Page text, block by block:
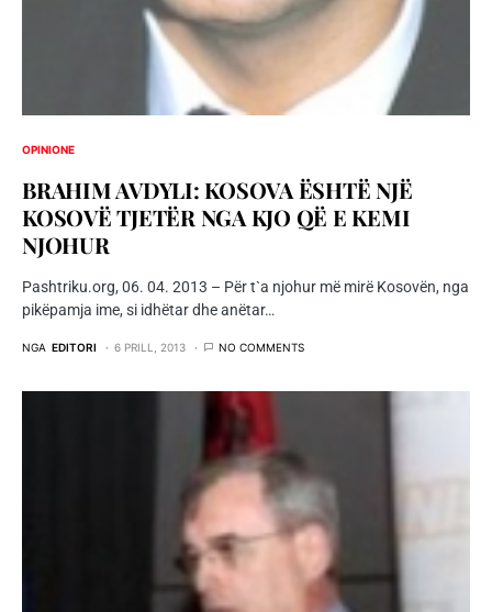
OPINIONE
BRAHIM AVDYLI: KOSOVA ËSHTË NJË
KOSOVË TJETËR NGA KJO QË E KEMI
NJOHUR
Pashtriku.org, 06. 04. 2013 – Për t`a njohur më mirë Kosovën, nga
pikëpamja ime, si idhëtar dhe anëtar…
NGA EDITORI 6 PRILL, 2013 NO COMMENTS